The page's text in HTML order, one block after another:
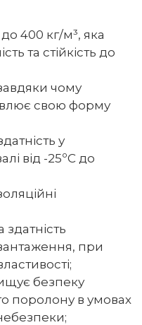
400 кг/м³, яка
та стійкість до
чому
свою форму
у
від -25ºС до
здатність
при
безпеку
поролону в умовах